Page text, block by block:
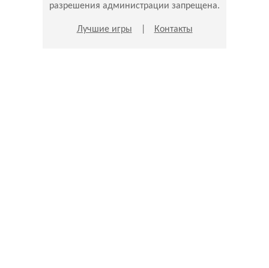
разрешения администрации запрещена.
Лучшие игры Контакты